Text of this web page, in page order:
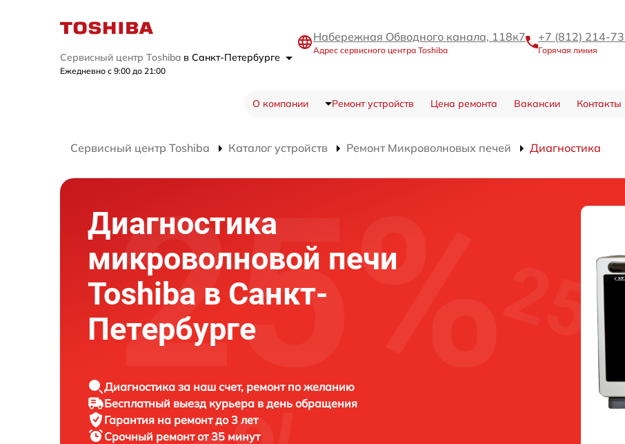
Сервисный центр Toshiba в Санкт-Петербурге
Ежедневно с 9:00 до 21:00
Набережная Обводного канала, 118к7
Адрес сервисного центра Toshiba
+7 (812) 214-
Горячая линия
О компании Ремонт устройств Цена ремонта Вакансии Контакты
Сервисный центр Toshiba Каталог устройств Ремонт Микроволновых печей Диагностика
Диагностика
микроволновой печи
Toshiba в Санкт-
Петербурге
Диагностика за наш счет, ремонт по желанию
Бесплатный выезд курьера в день обращения
Гарантия на ремонт до 3 лет
Срочный ремонт от 35 минут